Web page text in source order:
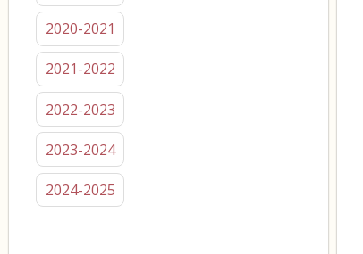
2020-2021
2021-2022
2022-2023
2023-2024
2024-2025